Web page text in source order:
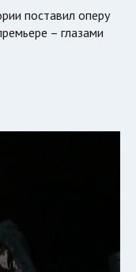
поставил оперу
– глазами